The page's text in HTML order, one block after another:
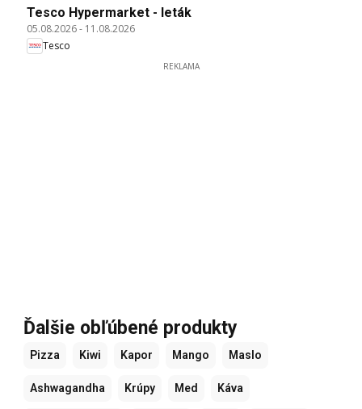
Tesco Hypermarket - leták
05.08.2026- 11.08.2026
Tesco
REKLAMA
Ďalšie obľúbené produkty
Pizza Kiwi Kapor Mango Maslo
Ashwagandha Krúpy Med Káva